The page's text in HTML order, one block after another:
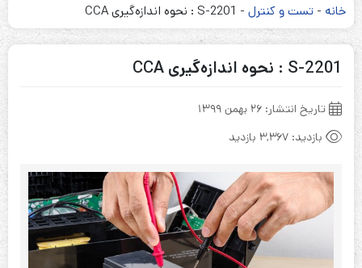
خانه - تست و کنترل - S-2201 : نحوه اندازه‌گیری CCA
S-2201 : نحوه اندازه‌گیری CCA
تاریخ انتشار: ۲۶ بهمن ۱۳۹۹
بازدید: 3,367 بازدید